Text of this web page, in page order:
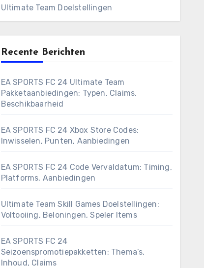
Ultimate Team Doelstellingen
Recente Berichten
EA SPORTS FC 24 Ultimate Team
Pakketaanbiedingen: Typen, Claims,
Beschikbaarheid
EA SPORTS FC 24 Xbox Store Codes:
Inwisselen, Punten, Aanbiedingen
EA SPORTS FC 24 Code Vervaldatum: Timing,
Platforms, Aanbiedingen
Ultimate Team Skill Games Doelstellingen:
Voltooiing, Beloningen, Speler Items
EA SPORTS FC 24
Seizoenspromotiepakketten: Thema’s,
Inhoud, Claims